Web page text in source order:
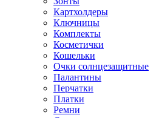
Картхолдеры
Ключницы
Комплекты
Косметички
Кошельки
Очки солнцезащитные
Палантины
Перчатки
Платки
Ремни